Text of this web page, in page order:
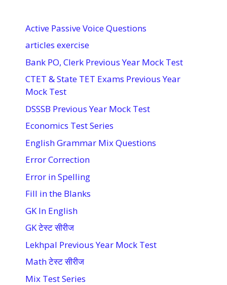
Active Passive Voice Questions
articles exercise
Bank PO, Clerk Previous Year Mock Test
CTET & State TET Exams Previous Year
Mock Test
DSSSB Previous Year Mock Test
Economics Test Series
English Grammar Mix Questions
Error Correction
Error in Spelling
Fill in the Blanks
GK In English
GK टेस्ट सीरीज
Lekhpal Previous Year Mock Test
Math टेस्ट सीरीज
Mix Test Series